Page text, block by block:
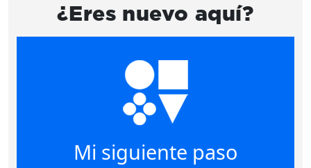
¿Eres nuevo aquí?
Mi siguiente paso